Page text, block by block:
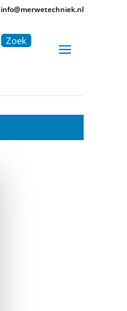
info@merwetechniek.nl
Zoek